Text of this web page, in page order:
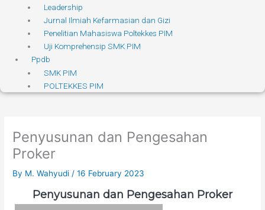
Leadership
Jurnal Ilmiah Kefarmasian dan Gizi
Penelitian Mahasiswa Poltekkes PIM
Uji Komprehensip SMK PIM
Ppdb
SMK PIM
POLTEKKES PIM
Penyusunan dan Pengesahan
Proker
By M. Wahyudi /16 February 2023
Penyusunan dan Pengesahan Proker